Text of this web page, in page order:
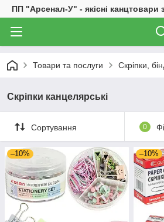
ПП "Арсенал-У" - якісні канцтовари
Товари та послуги Скріпки,
Скріпки канцелярські
Сортування 0
–10% –10%